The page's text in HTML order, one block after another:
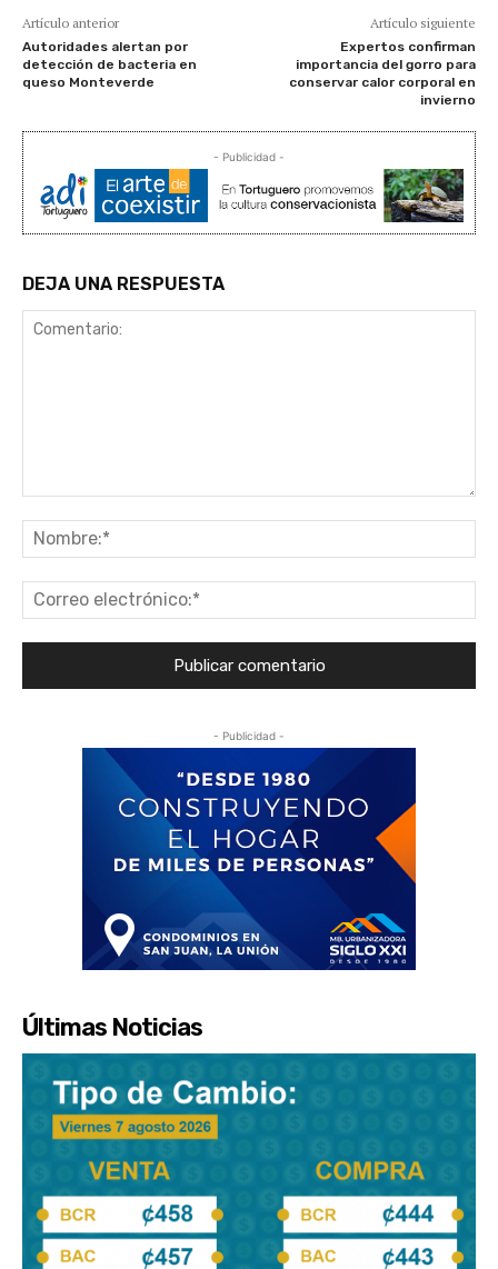
Artículo anterior
Autoridades alertan por
detección de bacteria en
queso Monteverde
Artículo siguiente
Expertos confirman
importancia del gorro para
conservar calor corporal en
invierno
- Publicidad -
DEJA UNA RESPUESTA
- Publicidad -
Últimas Noticias